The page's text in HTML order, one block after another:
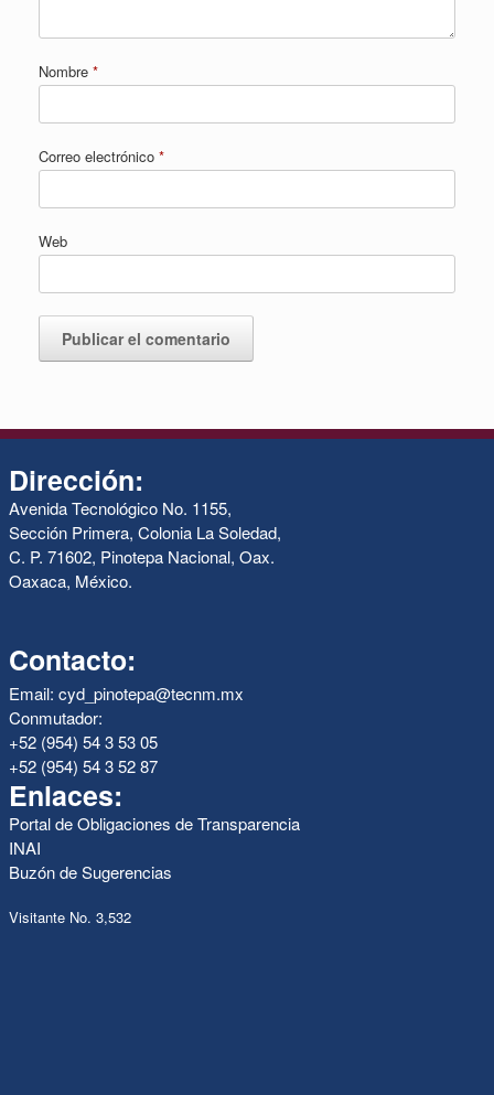
Nombre *
Correo electrónico *
Web
Dirección:
Avenida Tecnológico No. 1155,
Sección Primera, Colonia La Soledad,
C. P. 71602, Pinotepa Nacional, Oax.
Oaxaca, México.
Contacto:
Email: cyd_pinotepa@tecnm.mx
Conmutador:
+52 (954) 54 3 53 05
+52 (954) 54 3 52 87
Enlaces:
Portal de Obligaciones de Transparencia
INAI
Buzón de Sugerencias
Visitante No. 3,532